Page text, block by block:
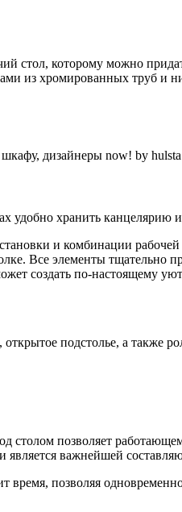
стол, которому можно
из хромированных труб и
дизайнеры now! by
удобно хранить
и комбинации
Все элементы тщательно
создать по-настоящему
открытое подстолье, а
столом позволяет
является важнейшей
время, позволяя